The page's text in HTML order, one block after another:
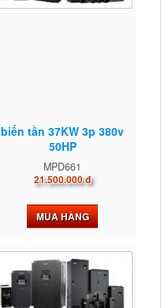
biến tần 37KW 3p 380v
50HP
MPD661
21.500.000 đ
MUA HÀNG